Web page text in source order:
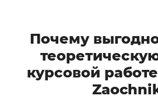
Почему
курсовой